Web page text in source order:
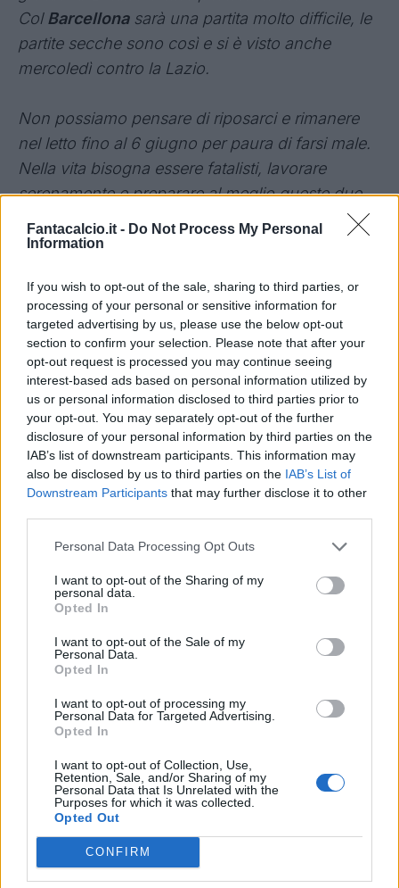
Fantacalcio.it - Do Not Process My Personal
Information
If you wish to opt-out of the sale, sharing to third parties, or
processing of your personal or sensitive information for
targeted advertising by us, please use the below opt-out
section to confirm your selection. Please note that after your
opt-out request is processed you may continue seeing
interest-based ads based on personal information utilized by
us or personal information disclosed to third parties prior to
your opt-out. You may separately opt-out of the further
disclosure of your personal information by third parties on the
IAB’s list of downstream participants. This information may
also be disclosed by us to third parties on the IAB’s List of
Downstream Participants that may further disclose it to other
Personal Data Processing Opt Outs
I want to opt-out of the Sharing of my
personal data.
Opted In
I want to opt-out of the Sale of my
Personal Data.
Opted In
I want to opt-out of processing my
Personal Data for Targeted Advertising.
Opted In
I want to opt-out of Collection, Use,
Retention, Sale, and/or Sharing of my
Personal Data that Is Unrelated with the
Purposes for which it was collected.
Opted Out
CONFIRM
Col Barcellonasarà una partita molto difficile, le
partite secche sono così e si è visto anche
mercoledì contro la Lazio.
Non possiamo pensare di riposarci e rimanere
nel letto fino al 6 giugno per paura di farsi male.
Nella vita bisogna essere fatalisti, lavorare
serenamente e preparare al meglio queste due
un carattere forte.
Vincere non è mai monotono: si vince in tanti
modi, e non è certo facile.
L'importante è rimanere positivi in vista della
finale di Champions League, anche se non
alleggerisce la pressione.
Oggi pomeriggio vedrò in allenamento la
squadra, valuterò i più stanchi.
C'è comunque bisogno di giocare, di allenarsi,
ma la prevenzione è fondamentale.
con intensità.
Contro la Lazio non hanno giocato
SturaroeMoratae dunque abbiamo giocatori
disponibili per domani. E' normale che a
Raro che io parli di portieri, ma di
volentieri. Giocatore straordinario e grande
professionista con valori importanti. Con la sua
carriera si meriterebbe un
Devo fare i complimenti ai ragazzi per la
stagione che hanno fatto e stanno facendo, e